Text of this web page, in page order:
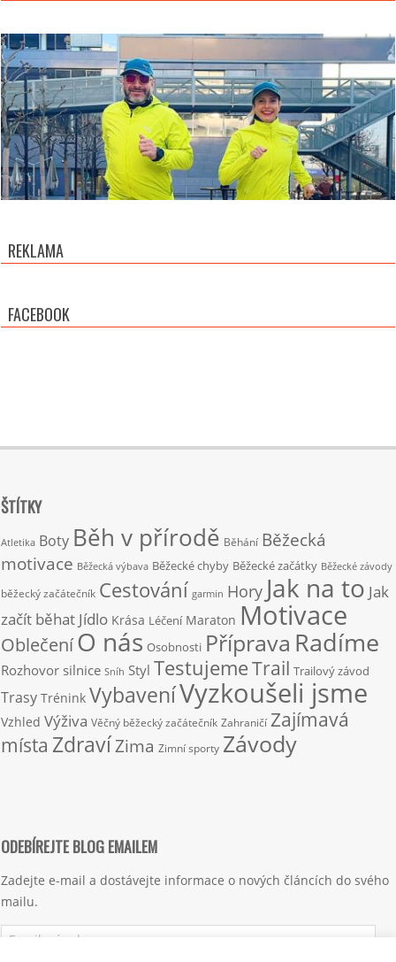
REKLAMA
FACEBOOK
ŠTÍTKY
Atletika Boty Běh v přírodě Běhání Běžecká
motivace Běžecká výbava Běžecké chyby Běžecké začátky Běžecké závody
běžecký začátečník Cestování garmin Hory Jak na to Jak
začít běhat Jídlo Krása Léčení Maraton Motivace
OblečeníO nás Osobnosti Příprava Radíme
Rozhovor silnice Sníh Styl TestujemeTrail Trailový závod
Trasy Trénink VybaveníVyzkoušeli jsme
Vzhled Výživa Věčný běžecký začátečník Zahraničí Zajímavá
místa ZdravíZima Zimní sporty Závody
ODEBÍREJTE BLOG EMAILEM
Zadejte e-mail a dostávejte informace o nových článcích do svého
mailu.
Emailová